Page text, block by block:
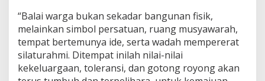
“Balai warga bukan sekadar bangunan fisik,
melainkan simbol persatuan, ruang musyawarah,
tempat bertemunya ide, serta wadah mempererat
silaturahmi. Ditempat inilah nilai-nilai
kekeluargaan, toleransi, dan gotong royong akan